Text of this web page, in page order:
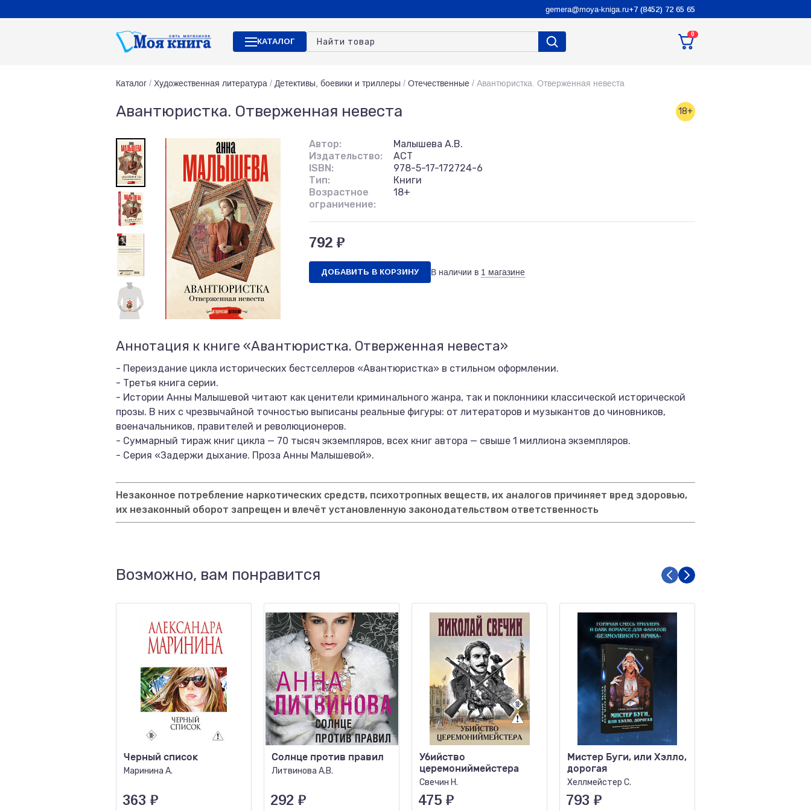
gemera@moya-kniga.ru+7 (8452) 72 65 65
КАТАЛОГ
0
Каталог / Художественная литература / Детективы, боевики и триллеры / Отечественные / Авантюристка. Отверженная невеста
Авантюристка. Отверженная невеста 18+
Автор:
Малышева А.В.
Издательство:
АСТ
ISBN:
978-5-17-172724-6
Тип:
Книги
Возрастное
ограничение:
18+
792 ₽
ДОБАВИТЬ В КОРЗИНУ В наличии в 1 магазине
Аннотация к книге «Авантюристка. Отверженная невеста»
- Переиздание цикла исторических бестселлеров «Авантюристка» в стильном оформлении.
- Третья книга серии.
- Истории Анны Малышевой читают как ценители криминального жанра, так и поклонники классической исторической
прозы. В них с чрезвычайной точностью выписаны реальные фигуры: от литераторов и музыкантов до чиновников,
военачальников, правителей и революционеров.
- Суммарный тираж книг цикла — 70 тысяч экземпляров, всех книг автора — свыше 1 миллиона экземпляров.
- Серия «Задержи дыхание. Проза Анны Малышевой».
Незаконное потребление наркотических средств, психотропных веществ, их аналогов причиняет вред здоровью,
их незаконный оборот запрещен и влечёт установленную законодательством ответственность
Возможно, вам понравится
Черный список
Маринина А.
363 ₽
Солнце против правил
Литвинова А.В.
292 ₽
Убийство
церемониймейстера
Свечин Н.
475 ₽
Мистер Буги, или Хэлло,
дорогая
Хеллмейстер С.
793 ₽